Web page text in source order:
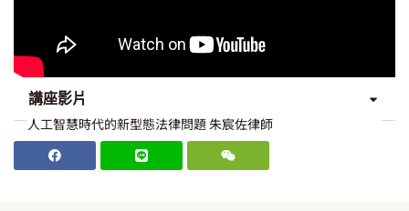
講座影片
人工智慧時代的新型態法律問題 朱宸佐律師